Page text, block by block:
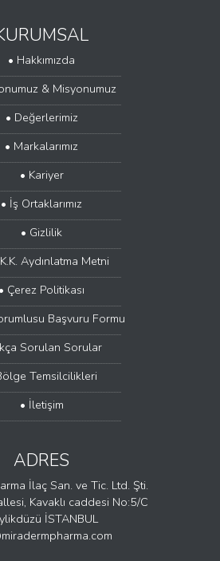
• Hakkımızda
& Misyonumuz
• Değerlerimiz
• Markalarımız
• Kariyer
• İş Ortaklarımız
• Gizlilik
Aydınlatma Metni
• Çerez Politikası
Başvuru Formu
Sorulan Sorular
Temsilcilikleri
• İletişim
ADRES
İlaç San. ve Tic. Ltd. Şti.
Kavaklı caddesi No:5/C
İSTANBUL